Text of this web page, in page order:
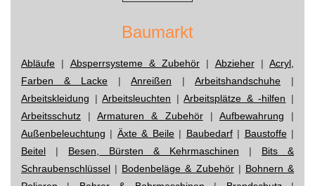
Baumarkt
Abläufe | Absperrsysteme & Zubehör | Abzieher| Acryl,
Farben & Lacke | Anreißen | Arbeitshandschuhe |
Arbeitskleidung |Arbeitsleuchten |Arbeitsplätze & -hilfen |
Arbeitsschutz |Armaturen & Zubehör| Aufbewahrung |
Außenbeleuchtung | Äxte & Beile| Baubedarf| Baustoffe|
Beitel | Besen, Bürsten & Kehrmaschinen | Bits &
Schraubenschlüssel | Bodenbeläge & Zubehör| Bohnern &